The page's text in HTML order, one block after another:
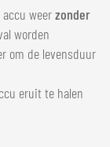
weerzonder
worden
om de levensduur
eruit te halen